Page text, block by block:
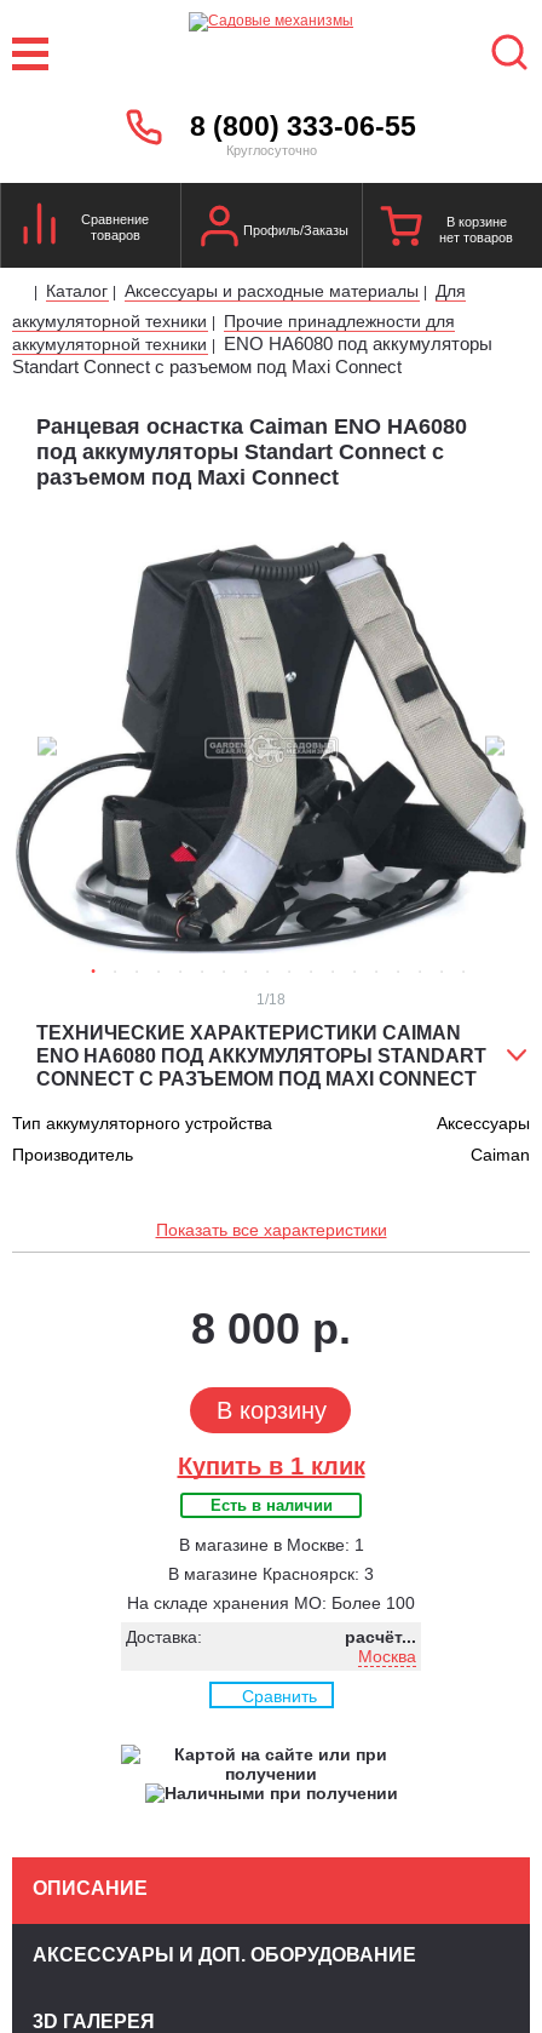
8 (800) 333-06-55
Круглосуточно
Сравнение
товаров
Профиль/Заказы
В корзине
нет товаров
| Каталог | Аксессуары и расходные материалы |
Для
аккумуляторной техники |
Прочие принадлежности для
аккумуляторной техники |
ENO HA6080 под аккумуляторы
Standart Connect с разъемом под Maxi Connect
Ранцевая оснастка Caiman ENO HA6080
под аккумуляторы Standart Connect с
разъемом под Maxi Connect
1 /18
ТЕХНИЧЕСКИЕ ХАРАКТЕРИСТИКИ CAIMAN
ENO HA6080 ПОД АККУМУЛЯТОРЫ STANDART
CONNECT С РАЗЪЕМОМ ПОД MAXI CONNECT
Тип аккумуляторного устройства
Аксессуары
Производитель
Caiman
Показать все характеристики
8 000 р.
В корзину
Купить в 1 клик
Есть в наличии
В магазине в Москве: 1
В магазине Красноярск: 3
На складе хранения МО: Более 100
Доставка:
расчёт...
Москва
Сравнить
ОПИСАНИЕ
АКСЕССУАРЫ И ДОП. ОБОРУДОВАНИЕ
3D ГАЛЕРЕЯ